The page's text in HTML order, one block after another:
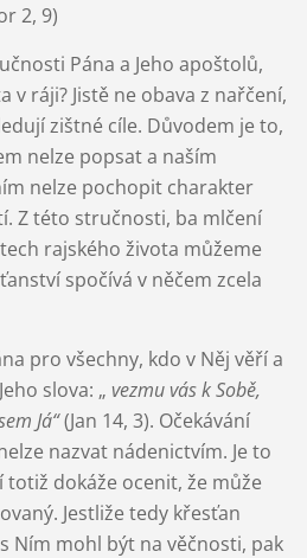
2, 9)
Pána a Jeho apoštolů,
v ráji? Jistě ne obava z nařčení,
zištné cíle. Důvodem je to,
nelze popsat a naším
nelze pochopit charakter
Z této stručnosti, ba mlčení
rajského života můžeme
spočívá v něčem zcela
pro všechny, kdo v Něj věří a
slova: „ vezmu vás k Sobě,
Já“(Jan 14, 3). Očekávání
nazvat nádenictvím. Je to
totiž dokáže ocenit, že může
Jestliže tedy křesťan
Ním mohl být na věčnosti, pak